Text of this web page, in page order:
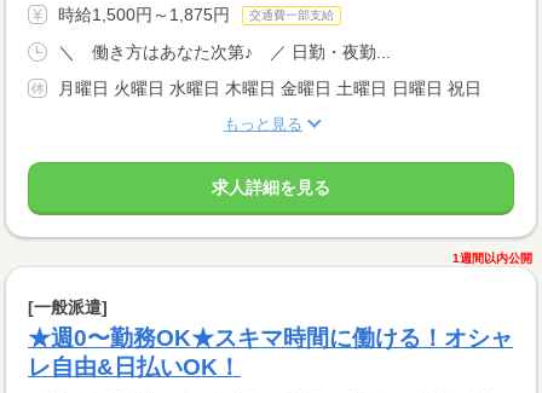
時給1,500円～1,875円 交通費一部支給
＼ 働き方はあなた次第♪ ／ 日勤・夜勤...
月曜日 火曜日 水曜日 木曜日 金曜日 土曜日 日曜日 祝日
もっと見る
求人詳細を見る
1週間以内公開
[一般派遣]
★週0〜勤務OK★スキマ時間に働ける！オシャ
レ自由&日払いOK！